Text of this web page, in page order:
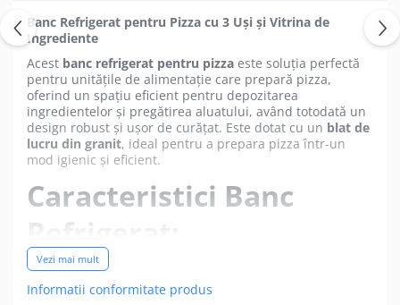
Banc Refrigerat pentru Pizza cu 3 Uși și Vitrina de
Ingrediente
Acest banc refrigerat pentru pizza este soluția perfectă
pentru unitățile de alimentație care prepară pizza,
oferind un spațiu eficient pentru depozitarea
ingredientelor și pregătirea aluatului, având totodată un
design robust și ușor de curățat. Este dotat cu un blat de
lucru din granit, ideal pentru a prepara pizza într-un
mod igienic și eficient.
Caracteristici Banc
Refrigerat:
Capacitate de 635 litri: Oferă un spațiu generos
Vezi mai mult
Informatii conformitate produs